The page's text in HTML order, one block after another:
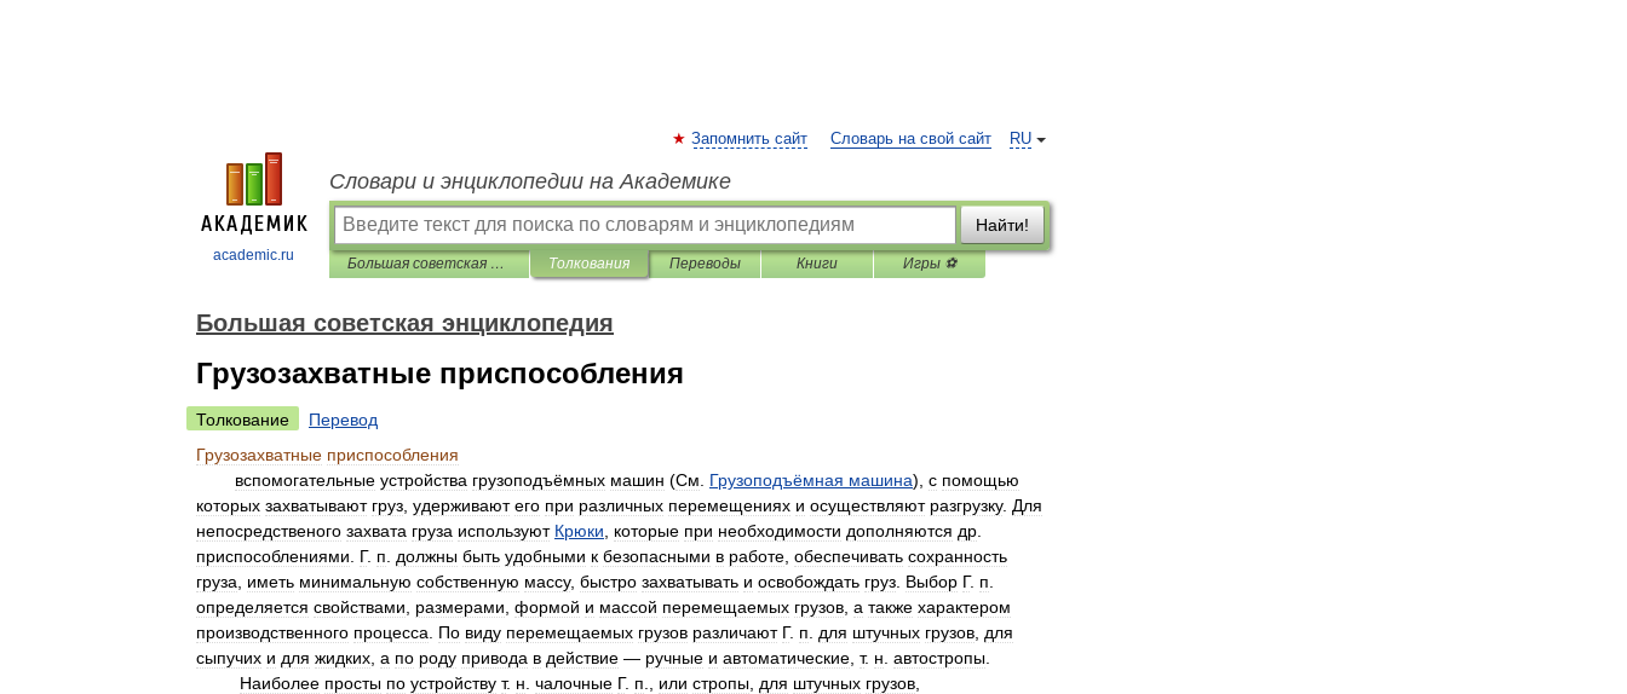
academic.ru
RU
Запомнить сайт Словарь на свой сайт
Словари и энциклопедии на Академике
Найти!
Большая советская энциклопедия Толкования Переводы Книги Игры ⚽
Большая советская энциклопедия
Грузозахватные приспособления
Толкование
Перевод
Грузозахватные приспособления
вспомогательные устройства грузоподъёмных машин (См Грузоподъёмная машина), с помощью
которых захватывают груз удерживают его при различных перемещениях и осуществляют разгрузку. Для
непосредственого захвата груза используют Крюки которые при необходимости дополняются др
приспособлениями
Г. п должны быть удобными к безопасными в работе обеспечивать сохранность
груза
иметь минимальную собственную массу, быстро захватывать и освобождать груз Выбор Г. п
определяется свойствами размерами формой и массой перемещаемых грузов а также характером
производственного процесса По виду перемещаемых грузов различают Г. п для штучных грузов для
сыпучих и для жидких а по роду привода в действие — ручные и автоматические т. н автостропы
Наиболее просты по устройству т. н чалочные Г. п или стропы для штучных грузов